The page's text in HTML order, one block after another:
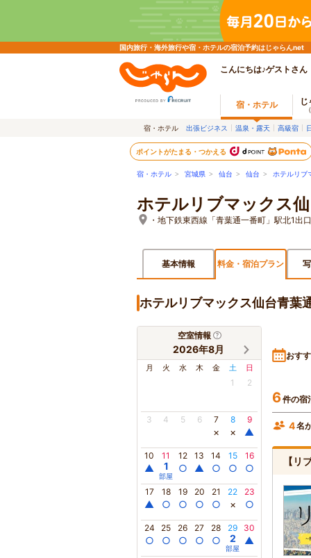
国内旅行・海外旅行や宿・ホテルの宿泊予約はじゃらんnet
こんにちは♪ゲストさん
宿・ホテル じ
宿・ホテル 出張ビジネス 温泉・露天 高級宿
ポイントがたまる・つかえる
宿・ホテル > 宮城県 > 仙台 > 仙台 > ホテルリブ
ホテルリブマックス
・地下鉄東西線「青葉通一番町」駅北1
基本情報 料金・宿泊プラン
ホテルリブマックス仙台青葉
空室情報
2026年8月
月 火 水 木 金 土 日
1 2
3 4 5 6 7
×
8
×
9
▲
10
▲
11
1
部屋
12
○
13
▲
14
○
15
○
16
○
17
▲
18
○
19
○
20
○
21
○
22
×
23
○
24
○
25
○
26
○
27
○
28
○
29
2
部屋
30
▲
おす
6件の宿
4名
【リ